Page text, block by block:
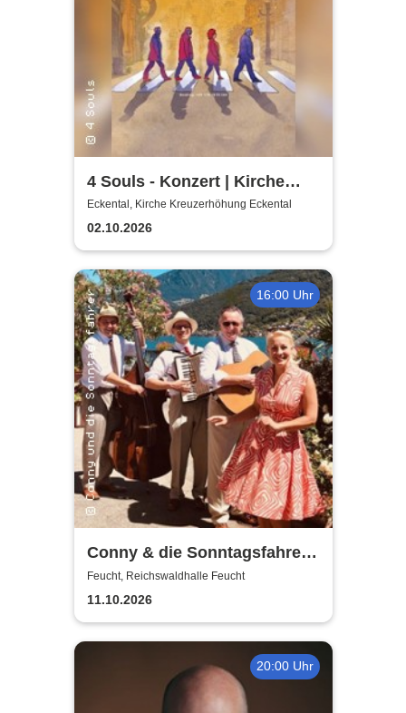
4 Souls - Konzert | Kirche
Kreuzerhöhung Eckental
Eckental, Kirche Kreuzerhöhung Eckental
02.10.2026
16:00 Uhr
Conny & die Sonntagsfahrer -
Musik liegt in der Luft
Feucht, Reichswaldhalle Feucht
11.10.2026
20:00 Uhr